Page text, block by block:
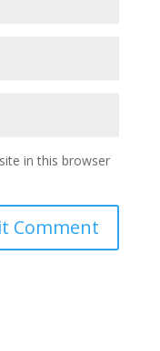
in this browser